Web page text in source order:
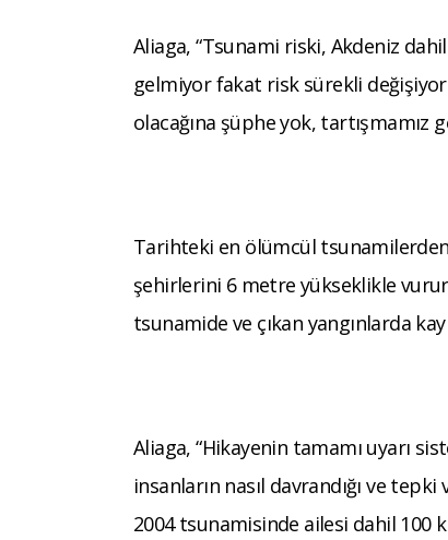
Aliaga, “Tsunami riski, Akdeniz
gelmiyor fakat risk sürekli
olacağına şüphe yok, tartışmamız
Tarihteki en ölümcül
şehirlerini 6 metre yükseklikle
tsunamide ve çıkan yangınlarda
Aliaga, “Hikayenin tamamı uyarı
insanların nasıl davrandığı ve
2004 tsunamisinde ailesi dahil 100